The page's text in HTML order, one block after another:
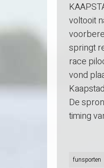
voltooit
springt
race
vond
De
timing
funsporten